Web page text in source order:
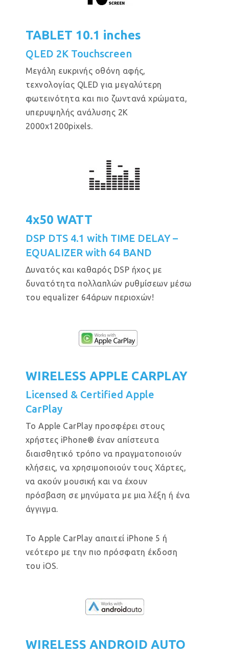
TABLET 10.1 inches
QLED 2K Touchscreen
Μεγάλη ευκρινής οθόνη αφής,
τεχνολογίας QLED για μεγαλύτερη
φωτεινότητα και πιο ζωντανά χρώματα,
υπερυψηλής ανάλυσης 2Κ
2000x1200pixels.
4x50 WATT
DSP DTS 4.1 with TIME DELAY –
EQUALIZER with 64 BAND
Δυνατός και καθαρός DSP ήχος με
δυνατότητα πολλαπλών ρυθμίσεων μέσω
του equalizer 64άρων περιοχών!
WIRELESS APPLE CARPLAY
Licensed & Certified Apple
CarPlay
Το Apple CarPlay προσφέρει στους
χρήστες iPhone® έναν απίστευτα
διαισθητικό τρόπο να πραγματοποιούν
κλήσεις, να χρησιμοποιούν τους Χάρτες,
να ακούν μουσική και να έχουν
πρόσβαση σε μηνύματα με μια λέξη ή ένα
άγγιγμα.
Το Apple CarPlay απαιτεί iPhone 5 ή
νεότερο με την πιο πρόσφατη έκδοση
του iOS.
WIRELESS ANDROID AUTO